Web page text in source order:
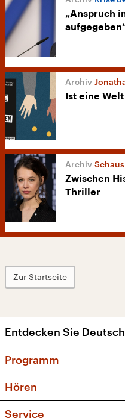
„Anspruch
Ist eine
Zwischen
Thriller
Zur Startseite
Entdecken Sie
Programm
Sendungen und
Hören
Service